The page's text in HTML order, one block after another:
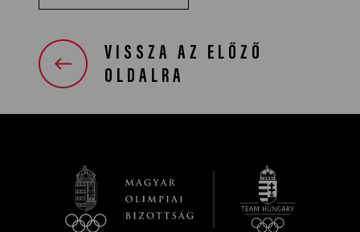
VISSZA AZ ELŐZŐ
OLDALRA